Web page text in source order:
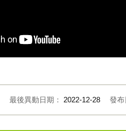
最後異動日期： 2022-12-28 發布